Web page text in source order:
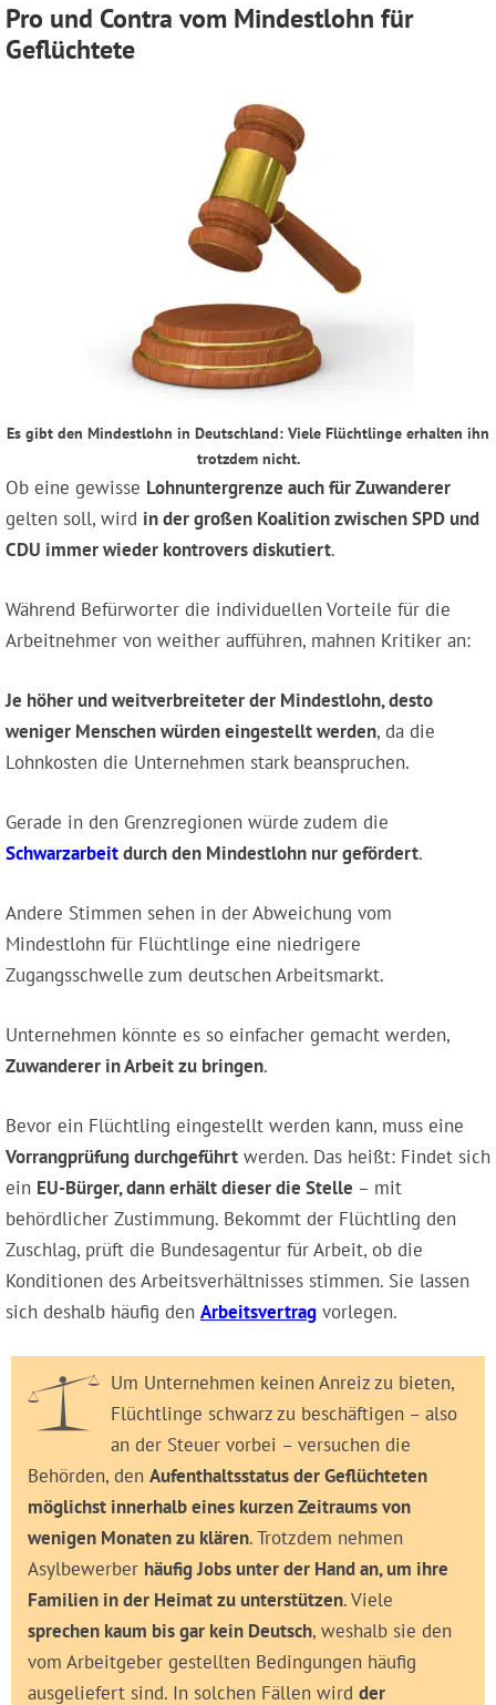
Pro und Contra vom Mindestlohn für
Geflüchtete
Es gibt den Mindestlohn in Deutschland: Viele Flüchtlinge erhalten ihn
trotzdem nicht.
Ob eine gewisse Lohnuntergrenze auch für Zuwanderer
gelten soll, wird in der großen Koalition zwischen SPD und
CDU immer wieder kontrovers diskutiert.
Während Befürworter die individuellen Vorteile für die
Arbeitnehmer von weither aufführen, mahnen Kritiker an:
Je höher und weitverbreiteter der Mindestlohn, desto
weniger Menschen würden eingestellt werden, da die
Lohnkosten die Unternehmen stark beanspruchen.
Gerade in den Grenzregionen würde zudem die
Schwarzarbeitdurch den Mindestlohn nur gefördert.
Andere Stimmen sehen in der Abweichung vom
Mindestlohn für Flüchtlinge eine niedrigere
Zugangsschwelle zum deutschen Arbeitsmarkt.
Unternehmen könnte es so einfacher gemacht werden,
Zuwanderer in Arbeit zu bringen.
Bevor ein Flüchtling eingestellt werden kann, muss eine
Vorrangprüfung durchgeführt werden. Das heißt: Findet sich
ein EU-Bürger, dann erhält dieser die Stelle – mit
behördlicher Zustimmung. Bekommt der Flüchtling den
Zuschlag, prüft die Bundesagentur für Arbeit, ob die
Konditionen des Arbeitsverhältnisses stimmen. Sie lassen
sich deshalb häufig den Arbeitsvertrag vorlegen.
Um Unternehmen keinen Anreiz zu bieten,
Flüchtlinge schwarz zu beschäftigen – also
an der Steuer vorbei – versuchen die
Behörden, den Aufenthaltsstatus der Geflüchteten
möglichst innerhalb eines kurzen Zeitraums von
wenigen Monaten zu klären. Trotzdem nehmen
Asylbewerber häufig Jobs unter der Hand an, um ihre
Familien in der Heimat zu unterstützen. Viele
sprechen kaum bis gar kein Deutsch, weshalb sie den
vom Arbeitgeber gestellten Bedingungen häufig
ausgeliefert sind. In solchen Fällen wird der